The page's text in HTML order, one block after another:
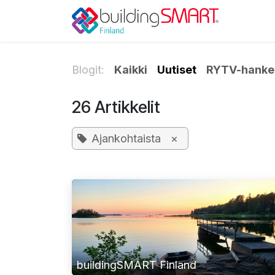
Blogit: Kaikki Uutiset RYTV-
26 Artikkelit
Ajankohtaista ×
buildingSMART Finland